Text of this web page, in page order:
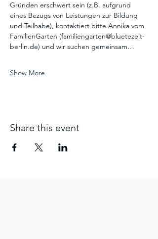
Gründen erschwert sein (z.B. aufgrund
eines Bezugs von Leistungen zur Bildung
und Teilhabe), kontaktiert bitte Annika vom
FamilienGarten (familiengarten@bluetezeit-
berlin.de) und wir suchen gemeinsam…
Show More
Share this event